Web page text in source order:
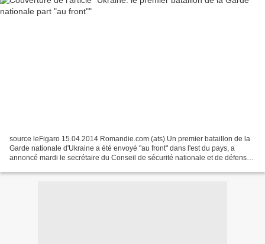
source leFigaro 15.04.2014 Romandie.com (ats) Un premier bataillon de la
Garde nationale d'Ukraine a été envoyé "au front" dans l'est du pays, a
annoncé mardi le secrétaire du Conseil de sécurité nationale et de défense,